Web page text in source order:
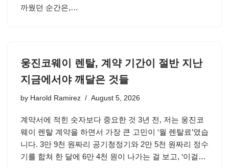
까웠던 순간은,…
웅진코웨이 렌탈, 계약 기간이 절반 지난
지금에서야 깨달은 것들
by Harold Ramirez August 5, 2026
계약서에 적힌 숫자보다 중요한 것 3년 전, 저는 웅진코
웨이 렌탈 계약을 하면서 가장 큰 고민이 ‘월 렌탈료’였습
니다. 3만 9천 원짜리 공기청정기와 2만 5천 원짜리 정수
기를 합쳐 한 달에 6만 4천 원이 나가는 걸 보고, ‘이걸…